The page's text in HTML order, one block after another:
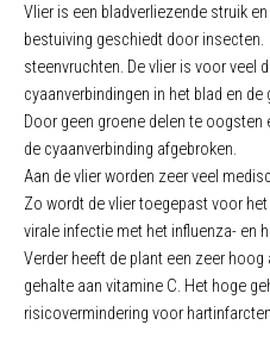
Vlier is een bladverliezende struik
bestuiving geschiedt door
steenvruchten. De vlier is voor veel
cyaanverbindingen in het blad en de
Door geen groene delen te
de cyaanverbinding afgebroken.
Aan de vlier worden zeer veel
Zo wordt de vlier toegepast voor
virale infectie met het influenza- en
Verder heeft de plant een zeer
gehalte aan vitamine C. Het hoge
risicovermindering voor